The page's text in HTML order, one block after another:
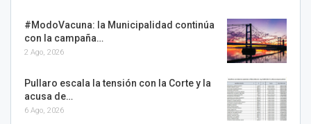
#ModoVacuna: la Municipalidad continúa
con la campaña…
2 Ago, 2026
Pullaro escala la tensión con la Corte y la
acusa de…
6 Ago, 2026